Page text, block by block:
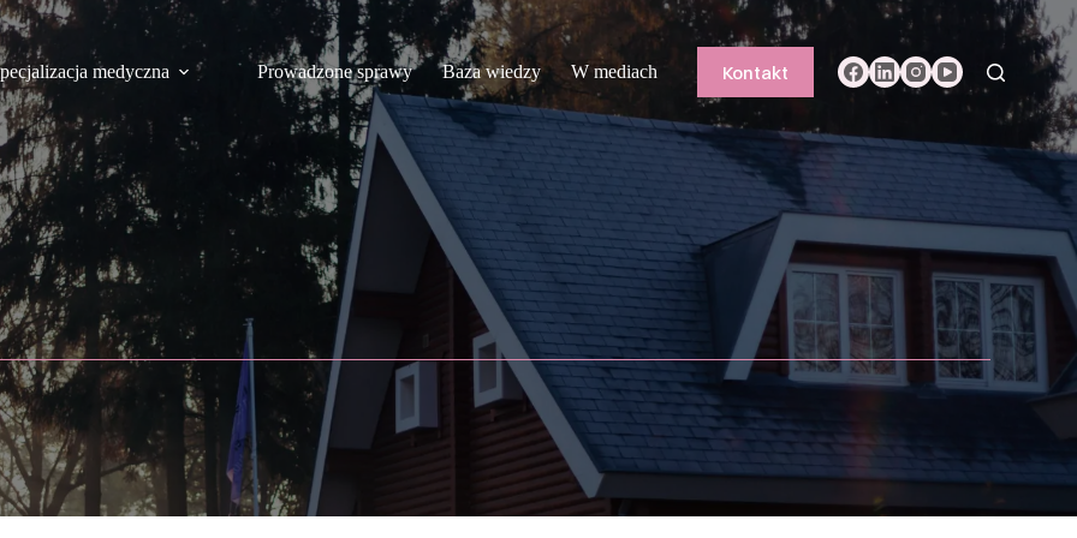
medyczna Prowadzone sprawy Baza wiedzy W mediach Kontakt